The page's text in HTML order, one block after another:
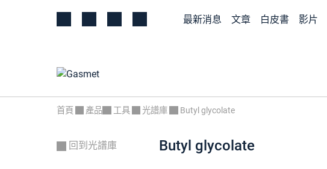
最新消息 文章 白皮書 影片
首頁 產品 工具 光譜庫 Butyl glycolate
回到光譜庫 Butyl glycolate